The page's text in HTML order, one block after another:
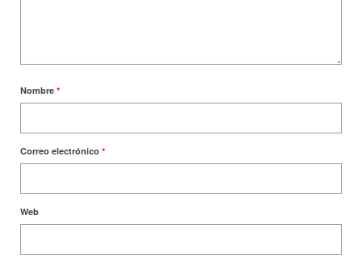
Nombre *
Correo electrónico *
Web